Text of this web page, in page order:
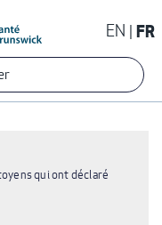
EN FR
qui ont déclaré